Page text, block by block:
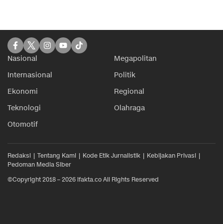
Nasional
Megapolitan
Internasional
Politik
Ekonomi
Regional
Teknologi
Olahraga
Otomotif
Redaksi Tentang Kami Kode Etik Jurnalistik
Kebijakan Privasi
Pedoman Media Siber
©Copyright 2018 – 2026 ifakta.co All Rights Reserved